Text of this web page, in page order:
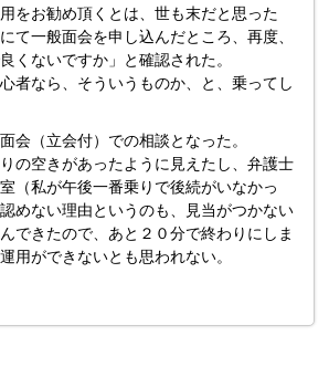
をお勧め頂くとは、世も末だと思った
て一般面会を申し込んだところ、再度、
くないですか」と確認された。
者なら、そういうものか、と、乗ってし
会（立会付）での相談となった。
の空きがあったように見えたし、弁護士
（私が午後一番乗りで後続がいなかっ
めない理由というのも、見当がつかない
できたので、あと２０分で終わりにしま
用ができないとも思われない。